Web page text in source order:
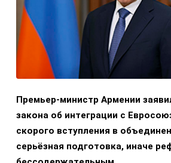
Премьер-министр Армении
закона об интеграции с
скорого вступления в
серьёзная подготовка, иначе